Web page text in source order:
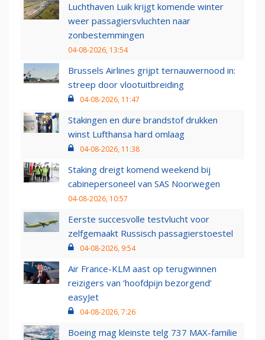
Luchthaven Luik krijgt komende winter
weer passagiersvluchten naar
zonbestemmingen
04-08-2026, 13:54
Brussels Airlines grijpt ternauwernood in:
streep door vlootuitbreiding
04-08-2026, 11:47
Stakingen en dure brandstof drukken
winst Lufthansa hard omlaag
04-08-2026, 11:38
Staking dreigt komend weekend bij
cabinepersoneel van SAS Noorwegen
04-08-2026, 10:57
Eerste succesvolle testvlucht voor
zelfgemaakt Russisch passagierstoestel
04-08-2026, 9:54
Air France-KLM aast op terugwinnen
reizigers van ‘hoofdpijn bezorgend’
easyJet
04-08-2026, 7:26
Boeing mag kleinste telg 737 MAX-familie